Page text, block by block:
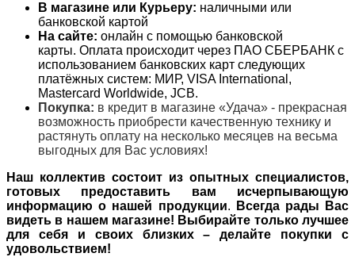
В магазине или Курьеру: наличными или
банковской картой
На сайте: онлайн с помощью банковской
карты. Оплата происходит через ПАО СБЕРБАНК с
использованием банковских карт следующих
платёжных систем: МИР, VISA International,
Mastercard Worldwide, JCB.
Покупка: в кредит в магазине «Удача» - прекрасная
возможность приобрести качественную технику и
растянуть оплату на несколько месяцев на весьма
выгодных для Вас условиях!
Наш коллектив состоит из опытных специалистов,
готовых предоставить вам исчерпывающую
информацию о нашей продукции.
Всегда рады Вас
видеть в нашем магазине! Выбирайте только лучшее
для себя и своих близких – делайте покупки с
удовольствием!